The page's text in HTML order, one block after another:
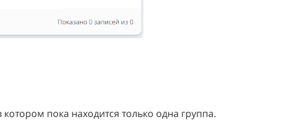
пока находится только одна группа.